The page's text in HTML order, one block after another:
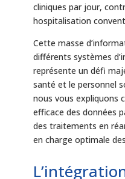
cliniques par jour,
hospitalisation
Cette masse
différents systèmes
représente un défi
santé et le personnel
nous vous expliquons
efficace des données
des traitements en
en charge optimale